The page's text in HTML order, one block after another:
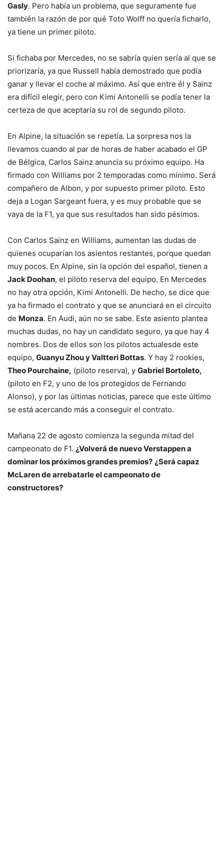
Gasly. Pero había un problema, que seguramente fue
también la razón de por qué Toto Wolff no quería ficharlo,
ya tiene un primer piloto.
Si fichaba por Mercedes, no se sabría quien sería al que se
priorizaría, ya que Russell había demostrado que podía
ganar y llevar el coche al máximo. Así que entre él y Sainz
era difícil elegir, pero con Kimi Antonelli se podía tener la
certeza de que aceptaría su rol de segundo piloto.
En Alpine, la situación se repetía. La sorpresa nos la
llevamos cuando al par de horas de haber acabado el GP
de Bélgica, Carlos Sainz anuncia su próximo equipo. Ha
firmado con Williams por 2 temporadas como mínimo. Será
compañero de Albon, y por supuesto primer piloto. Esto
deja a Logan Sargeant fuera, y es muy probable que se
vaya de la F1, ya que sus resultados han sido pésimos.
Con Carlos Sainz en Williams, aumentan las dudas de
quienes ocuparían los asientos restantes, porque quedan
muy pocos. En Alpine, sin la opción del español, tienen a
Jack Doohan, el piloto reserva del equipo. En Mercedes
no hay otra opción, Kimi Antonelli. De hecho, se dice que
ya ha firmado el contrato y que se anunciará en el circuito
de Monza. En Audi, aún no se sabe. Este asiento plantea
muchas dudas, no hay un candidato seguro, ya que hay 4
nombres. Dos de ellos son los pilotos actualesde este
equipo, Guanyu Zhou y Valtteri Bottas. Y hay 2 rookies,
Theo Pourchaine, (piloto reserva), y Gabriel Bortoleto,
(piloto en F2, y uno de los protegidos de Fernando
Alonso), y por las últimas noticias, parece que este último
se está acercando más a conseguir el contrato.
Mañana 22 de agosto comienza la segunda mitad del
campeonato de F1. ¿Volverá de nuevo Verstappen a
dominar los próximos grandes premios? ¿Será capaz
McLaren de arrebatarle el campeonato de
constructores?